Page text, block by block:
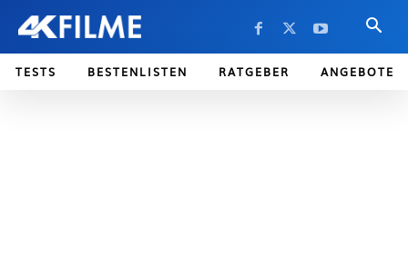
TESTS BESTENLISTEN RATGEBER ANGEBOTE